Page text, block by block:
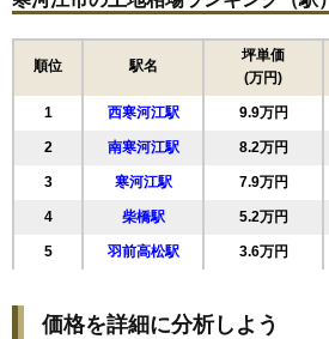
16 寒河江 11万円
9.6万円
9.5万円
19 西根北町 9.4万円
20 内ノ袋 9.3万円
21 高屋 9.0万円
22 西根 8.6万円
23 柴橋 8.6万円
25 東新山町 7.5万円
順位 駅名
坪単価
(万円)
1 西寒河江駅 9.9万円
2 南寒河江駅 8.2万円
3 寒河江駅 7.9万円
4 柴橋駅 5.2万円
5 羽前高松駅 3.6万円
価格を詳細に分析しよう